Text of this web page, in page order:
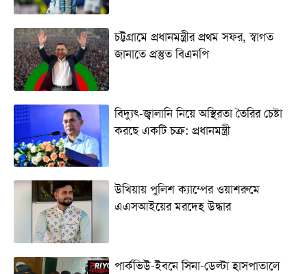
চট্টগ্রামে প্রধানমন্ত্রীর প্রথম সফর, স্বাগত
জানাতে প্রস্তুত বিএনপি
বিদ্যুৎ-জ্বালানি নিয়ে অস্থিরতা তৈরির চেষ্টা
করছে একটি চক্র: প্রধানমন্ত্রী
উখিয়ায় পুলিশ ক্যাম্পের ওয়াশরুমে
এএসআইয়ের মরদেহ উদ্ধার
পার্কভিউ-ইবনে সিনা-ডেল্টা হাসপাতালে